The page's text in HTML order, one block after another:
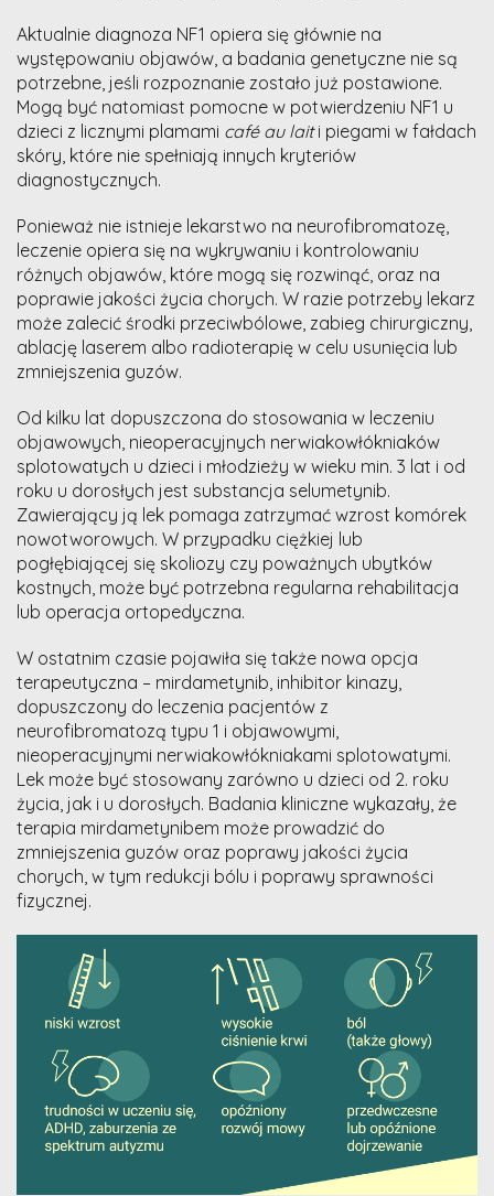
Aktualnie diagnoza NF1 opiera się głównie na
występowaniu objawów, a badania genetyczne nie są
potrzebne, jeśli rozpoznanie zostało już postawione.
Mogą być natomiast pomocne w potwierdzeniu NF1 u
dzieci z licznymi plamami café au laiti piegami w fałdach
skóry, które nie spełniają innych kryteriów
diagnostycznych.
Ponieważ nie istnieje lekarstwo na neurofibromatozę,
leczenie opiera się na wykrywaniu i kontrolowaniu
różnych objawów, które mogą się rozwinąć, oraz na
poprawie jakości życia chorych. W razie potrzeby lekarz
może zalecić środki przeciwbólowe, zabieg chirurgiczny,
ablację laserem albo radioterapię w celu usunięcia lub
zmniejszenia guzów.
Od kilku lat dopuszczona do stosowania w leczeniu
objawowych, nieoperacyjnych nerwiakowłókniaków
splotowatych u dzieci i młodzieży w wieku min. 3 lat i od
roku u dorosłych jest substancja selumetynib.
Zawierający ją lek pomaga zatrzymać wzrost komórek
nowotworowych. W przypadku ciężkiej lub
pogłębiającej się skoliozy czy poważnych ubytków
kostnych, może być potrzebna regularna rehabilitacja
lub operacja ortopedyczna.
W ostatnim czasie pojawiła się także nowa opcja
terapeutyczna – mirdametynib, inhibitor kinazy,
dopuszczony do leczenia pacjentów z
neurofibromatozą typu 1 i objawowymi,
nieoperacyjnymi nerwiakowłókniakami splotowatymi.
Lek może być stosowany zarówno u dzieci od 2. roku
życia, jak i u dorosłych. Badania kliniczne wykazały, że
terapia mirdametynibem może prowadzić do
zmniejszenia guzów oraz poprawy jakości życia
chorych, w tym redukcji bólu i poprawy sprawności
fizycznej.